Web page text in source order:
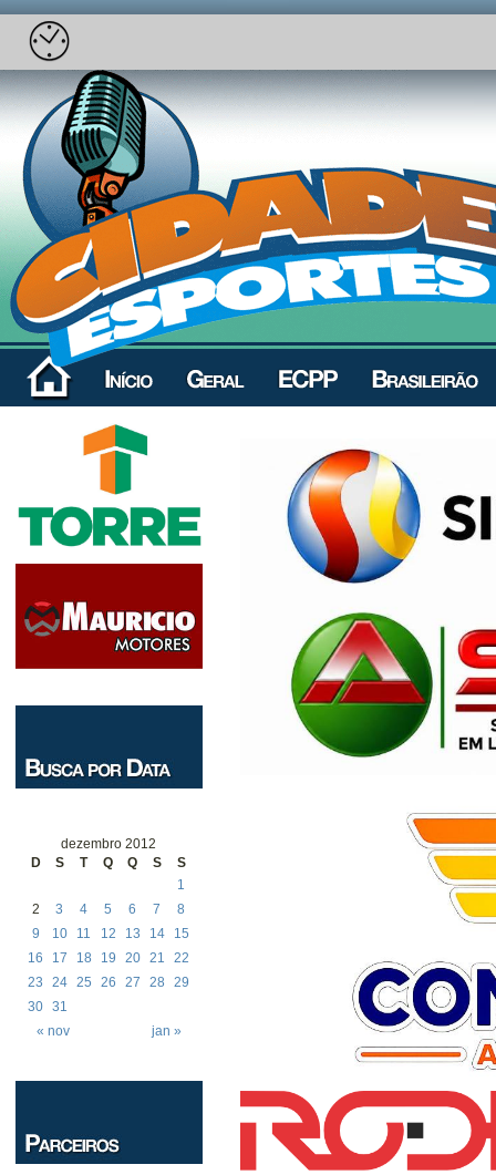
dezembro 2012
D
S T Q Q S S
« nov jan »
1
2
3 4 5 6 7
8
9
10 11 12 13 14
15
16
17 18 19 20 21
22
23
24 25 26 27 28
29
30 31